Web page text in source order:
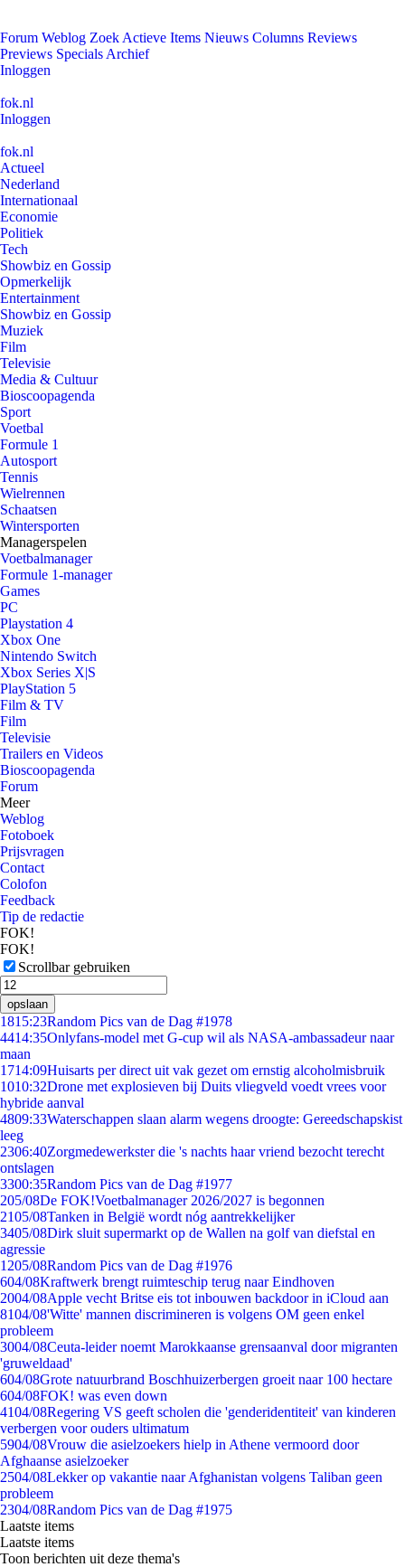
Forum Weblog Zoek Actieve Items Nieuws Columns Reviews
Previews Specials Archief
Inloggen
fok.nl
Inloggen
fok.nl
Actueel
Nederland
Internationaal
Economie
Politiek
Tech
Showbiz en Gossip
Opmerkelijk
Entertainment
Showbiz en Gossip
Muziek
Film
Televisie
Media & Cultuur
Bioscoopagenda
Sport
Voetbal
Formule 1
Autosport
Tennis
Wielrennen
Schaatsen
Wintersporten
Managerspelen
Voetbalmanager
Formule 1-manager
Games
PC
Playstation 4
Xbox One
Nintendo Switch
Xbox Series X|S
PlayStation 5
Film & TV
Film
Televisie
Trailers en Videos
Bioscoopagenda
Forum
Meer
Weblog
Fotoboek
Prijsvragen
Contact
Colofon
Feedback
Tip de redactie
FOK!
FOK!
Scrollbar gebruiken
opslaan
1815:23Random Pics van de Dag #1978
4414:35Onlyfans-model met G-cup wil als NASA-ambassadeur naar
maan
1714:09Huisarts per direct uit vak gezet om ernstig alcoholmisbruik
1010:32Drone met explosieven bij Duits vliegveld voedt vrees voor
hybride aanval
4809:33Waterschappen slaan alarm wegens droogte: Gereedschapskist
leeg
2306:40Zorgmedewerkster die 's nachts haar vriend bezocht terecht
ontslagen
3300:35Random Pics van de Dag #1977
205/08De FOK!Voetbalmanager 2026/2027 is begonnen
2105/08Tanken in België wordt nóg aantrekkelijker
3405/08Dirk sluit supermarkt op de Wallen na golf van diefstal en
agressie
1205/08Random Pics van de Dag #1976
604/08Kraftwerk brengt ruimteschip terug naar Eindhoven
2004/08Apple vecht Britse eis tot inbouwen backdoor in iCloud aan
8104/08'Witte' mannen discrimineren is volgens OM geen enkel
probleem
3004/08Ceuta-leider noemt Marokkaanse grensaanval door migranten
'gruweldaad'
604/08Grote natuurbrand Boschhuizerbergen groeit naar 100 hectare
604/08FOK! was even down
4104/08Regering VS geeft scholen die 'genderidentiteit' van kinderen
verbergen voor ouders ultimatum
5904/08Vrouw die asielzoekers hielp in Athene vermoord door
Afghaanse asielzoeker
2504/08Lekker op vakantie naar Afghanistan volgens Taliban geen
probleem
2304/08Random Pics van de Dag #1975
Laatste items
Laatste items
Toon berichten uit deze thema's